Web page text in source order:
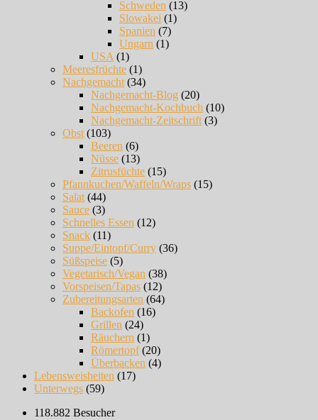
Schweden (13)
Slowakei (1)
Spanien (7)
Ungarn (1)
USA (1)
Meeresfrüchte (1)
Nachgemacht (34)
Nachgemacht-Blog (20)
Nachgemacht-Kochbuch (10)
Nachgemacht-Zeitschrift (3)
Obst (103)
Beeren (6)
Nüsse (13)
Zitrusfüchte (15)
Pfannkuchen/Waffeln/Wraps (15)
Salat (44)
Sauce (3)
Schnelles Essen (12)
Snack (11)
Suppe/Eintopf/Curry (36)
Süßspeise (5)
Vegetarisch/Vegan (38)
Vorspeisen/Tapas (12)
Zubereitungsarten (64)
Backofen (16)
Grillen (24)
Räuchern (1)
Römertopf(20)
Überbacken (4)
Lebensweisheiten (17)
Unterwegs (59)
118.882 Besucher